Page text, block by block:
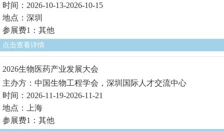
时间：2026-10-13-2026-10-15
地点：深圳
参展费1：其他
点击查看详情
2026生物医药产业发展大会
主办方：中国生物工程学会，深圳国际人才交流中心
时间：2026-11-19-2026-11-21
地点：上海
参展费1：其他